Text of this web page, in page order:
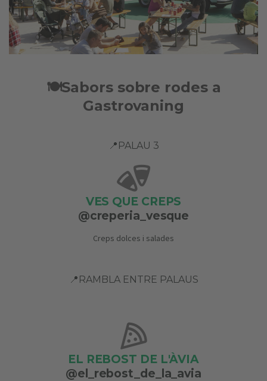
🍽️Sabors sobre rodes a
Gastrovaning
📍PALAU 3
VES QUE CREPS
@creperia_vesque
Creps dolces i salades
📍RAMBLA ENTRE PALAUS
EL REBOST DE L'ÀVIA
@el_rebost_de_la_avia